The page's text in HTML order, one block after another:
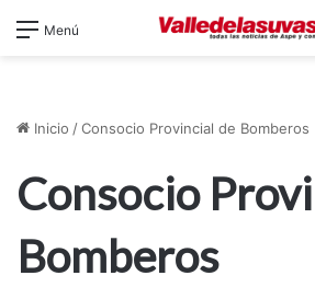
Menú
Inicio /Consocio Provincial de Bomberos
Consocio
Bomberos